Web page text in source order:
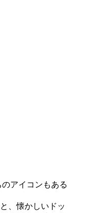
アイコンもある
、懐かしいドッ